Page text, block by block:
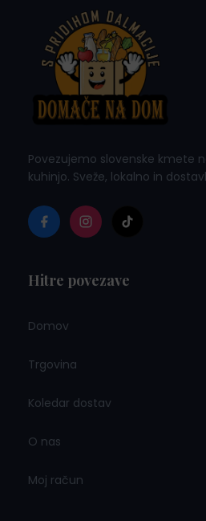
Povezujemo slovenske kmete
kuhinjo. Sveže, lokalno in
Hitre povezave
Domov
Trgovina
Koledar dostav
O nas
Moj račun